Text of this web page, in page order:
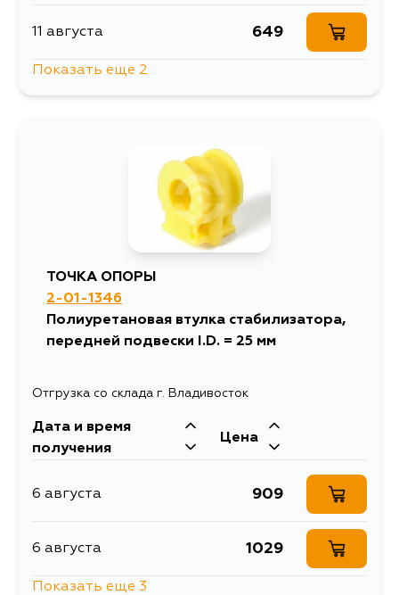
11 августа 649
Показать еще 2
ТОЧКА ОПОРЫ
2-01-1346
Полиуретановая втулка стабилизатора,
передней подвески I.D. = 25 мм
Отгрузка со склада г. Владивосток
Дата и время
получения
Цена
6 августа 909
6 августа 1029
Показать еще 3